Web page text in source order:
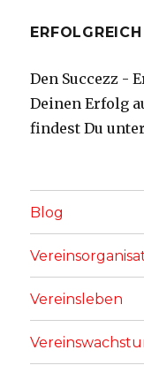
Den Succezz -
Deinen Erfolg
findest Du
Blog
Vereinsleben